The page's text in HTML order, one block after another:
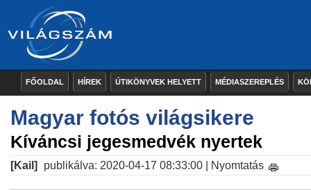
FŐOLDAL HÍREK ÚTIKÖNYVEK HELYETT MÉDIASZEREPLÉS
Magyar fotós világsikere
Kíváncsi jegesmedvék nyertek
[Kail] publikálva: 2020-04-17 08:33:00 | Nyomtatás